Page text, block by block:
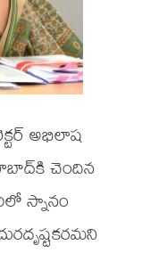
అభిలాష
చెందిన
స్నానం